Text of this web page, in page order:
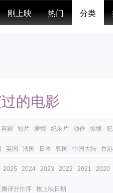
刚上映 热门 分类
的电影
喜剧 短片 爱情 纪录片 动作 惊悚
英国 法国 日本 韩国 中国大陆 香港
2025 2024 2023 2022 2021 2020
瓣评分排序 按上映日期